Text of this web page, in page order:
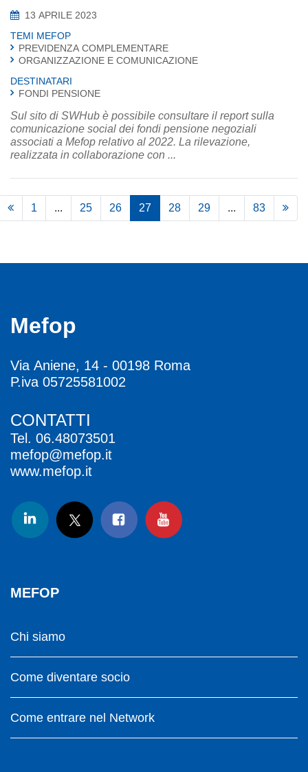
13 APRILE 2023
TEMI MEFOP
PREVIDENZA COMPLEMENTARE
ORGANIZZAZIONE E COMUNICAZIONE
DESTINATARI
FONDI PENSIONE
Sul sito di SWHub è possibile consultare il report sulla
comunicazione social dei fondi pensione negoziali
associati a Mefop relativo al 2022. La rilevazione,
realizzata in collaborazione con ...
1 ... 25 26 27 28 29 ... 83
Mefop
Via Aniene, 14 - 00198 Roma
P.iva 05725581002
CONTATTI
Tel. 06.48073501
mefop@mefop.it
www.mefop.it
MEFOP
Chi siamo
Come diventare socio
Come entrare nel Network